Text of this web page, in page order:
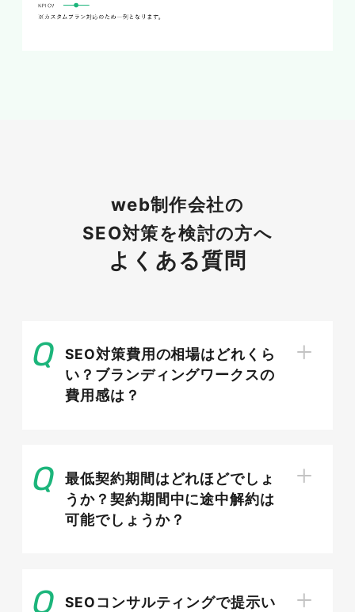
ルとアップデートされた知識が求められていま
な要素となっています。効果的なSEO戦略は、こ
れらの競争環境の変化に応じた新しい顧客ニーズ
を満たし、ウェブサイトの検索エンジンでの可視
性を高めることで、ビジネスの成長に貢献しま
SEO対策が必要な理由
小規模制作会社が台頭し、顧客の取り合いが厳し
くなっています。更に、オンライン上での集客が
商売の生命線となっているため、検索結果で上位
適化が必要不可欠です。これらの要因により、
web制作会社の
SEO対策を検討の方へ
よくある質問
SEO対策費用の相場はどれくら
い？ブランディングワークスの
費用感は？
最低契約期間はどれほどでしょ
うか？契約期間中に途中解約は
可能でしょうか？
SEOコンサルティングで提示い